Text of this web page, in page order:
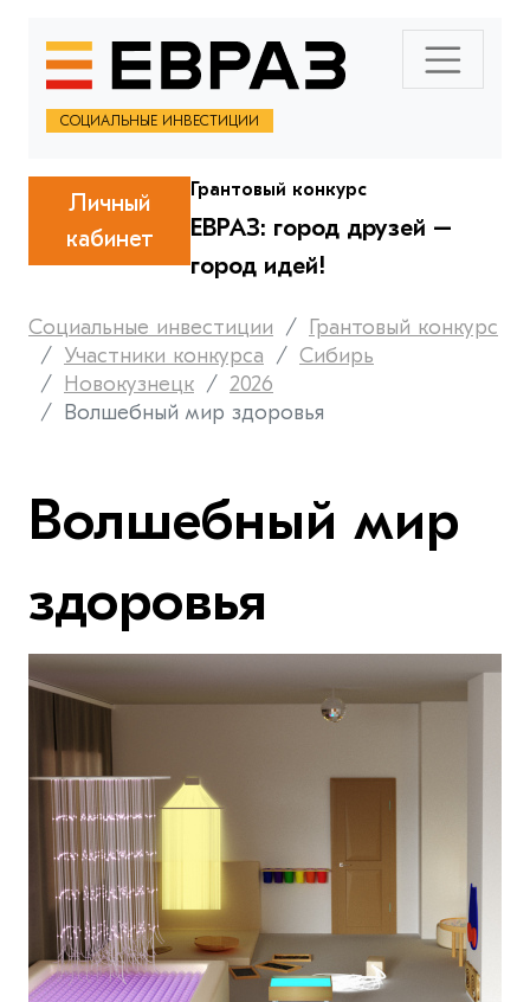
СОЦИАЛЬНЫЕ ИНВЕСТИЦИИ
Личный
кабинет
Грантовый конкурс
ЕВРАЗ: город друзей –
город идей!
Социальные инвестиции
Грантовый конкурс
Участники конкурса
Сибирь
Новокузнецк
2026
Волшебный мир здоровья
Волшебный мир
здоровья